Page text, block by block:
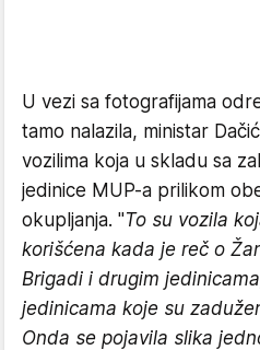
U vezi sa fotografijama
tamo nalazila, ministar
vozilima koja u skladu sa
jedinice MUP-a prilikom
okupljanja. "To su vozila
korišćena kada je reč o
Brigadi i drugim
jedinicama koje su
Onda se pojavila slika